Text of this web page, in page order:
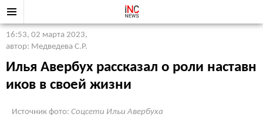
16:53, 02 марта 2023,
автор: Медведева С.Р.
Илья Авербух рассказал о роли наставн
иков в своей жизни
Источник фото: Соцсети Ильи Авербуха